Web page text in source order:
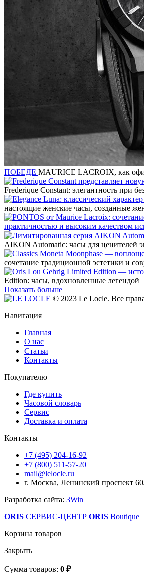
ПОБЕДЕ MAURICE LACROIX, как
Frederique Constant: элегантность при
настоящие женские часы, созданные
практичностью и высоким качеством
AIKON Automatic: часы для ценителей
сочетание традиционной эстетики и
Edition: часы, вдохновленные легендой
Показать больше
© 2023 Le Locle. Все
Навигация
Главная
О нас
Статьи
Контакты
Покупателю
Где купить
Часовой словарь
Сервис
Доставка и оплата
Контакты
+7 (495) 204-16-92
+7 (800) 511-57-20
mail@lelocle.ru
г. Москва, Ленинский проспект
Разработка сайта: 3Win
ORIS СЕРВИС-ЦЕНТР ORIS Boutique
Корзина товаров
Закрыть
Сумма товаров: 0 ₽